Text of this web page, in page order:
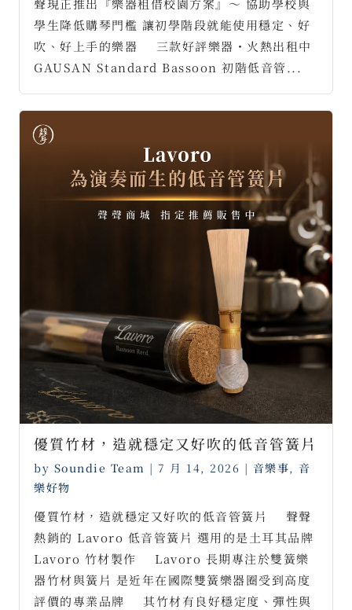
學生降低購琴門檻 讓初學階段就能使用穩定、好
吹、好上手的樂器 ⠀ 三款好評樂器・火熱出租中
GAUSAN Standard Bassoon 初階低音管...
優質竹材，造就穩定又好吹的低音管簧片
by Soundie Team | 7 月 14, 2026 | 音樂事, 音
樂好物
優質竹材，造就穩定又好吹的低音管簧片 ⠀ 聲聲
熱銷的 Lavoro 低音管簧片 選用的是土耳其品牌
Lavoro 竹材製作 ⠀ Lavoro 長期專注於雙簧樂
器竹材與簧片 是近年在國際雙簧樂器圈受到高度
評價的專業品牌 ⠀ 其竹材有良好穩定度、彈性與